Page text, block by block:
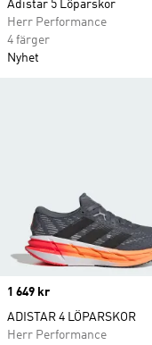
Adistar 5 Löparskor
Herr Performance
4 färger
Nyhet
Price
1 649 kr
ADISTAR 4 LÖPARSKOR
Herr Performance